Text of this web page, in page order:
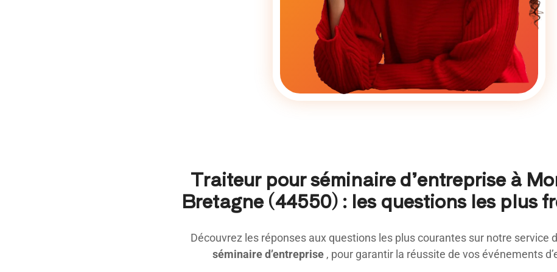
Découvrez les réponses aux questions les plus courantes sur notre service
séminaire d’entreprise , pour garantir la réussite de vos événements
Traiteur pour séminaire d’entreprise à
Bretagne (44550) : les questions les plus